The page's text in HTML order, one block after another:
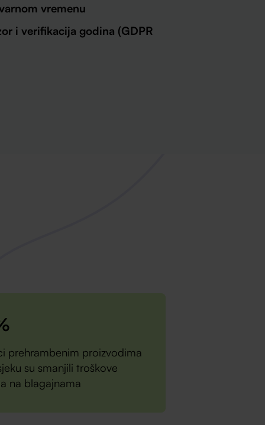
vremenu
i verifikacija godina (GDPR
prehrambenim proizvodima
su smanjili troškove
na blagajnama